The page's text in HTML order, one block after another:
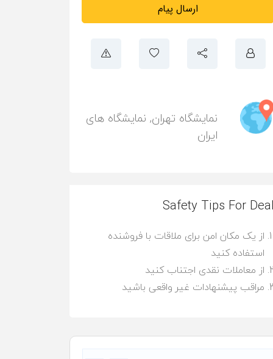
ارسال پیام
نمایشگاه تهران, نمایشگاه های
ایران
Safety Tips For Deal
از یک مکان امن برای ملاقات با فروشنده
استفاده کنید
از معاملات نقدی اجتناب کنید
مراقب پیشنهادات غیر واقعی باشید